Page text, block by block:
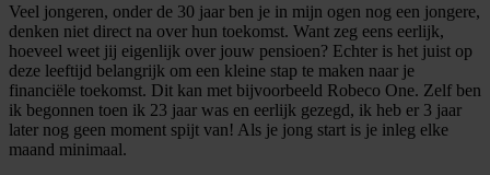
Veel jongeren, onder de 30 jaar ben je in mijn ogen nog een jongere,
denken niet direct na over hun toekomst. Want zeg eens eerlijk,
hoeveel weet jij eigenlijk over jouw pensioen? Echter is het juist op
deze leeftijd belangrijk om een kleine stap te maken naar je
financiële toekomst. Dit kan met bijvoorbeeld Robeco One. Zelf ben
ik begonnen toen ik 23 jaar was en eerlijk gezegd, ik heb er 3 jaar
later nog geen moment spijt van! Als je jong start is je inleg elke
maand minimaal.